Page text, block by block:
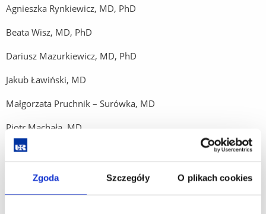
Zgoda Szczegóły O plikach cookies
Agnieszka Rynkiewicz, MD, PhD
Beata Wisz, MD, PhD
Dariusz Mazurkiewicz, MD, PhD
Jakub Ławiński, MD
Małgorzata Pruchnik – Surówka, MD
Piotr Machała, MD
Łukasz Łobejko, MD
Maciej Śliwa, MD